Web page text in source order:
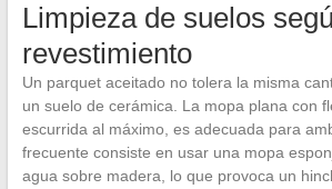
Limpieza de suelos
revestimiento
Un parquet aceitado no tolera la misma
un suelo de cerámica. La mopa plana con
escurrida al máximo, es adecuada para
frecuente consiste en usar una mopa
agua sobre madera, lo que provoca un